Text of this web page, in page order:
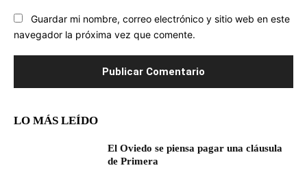
Guardar mi nombre, correo electrónico y sitio web en este
navegador la próxima vez que comente.
LO MÁS LEÍDO
El Oviedo se piensa pagar una cláusula
de Primera